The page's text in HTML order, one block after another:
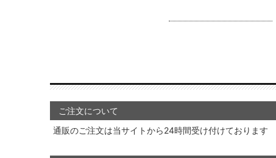
ご注文について
通販のご注文は当サイトから24時間受け付けております